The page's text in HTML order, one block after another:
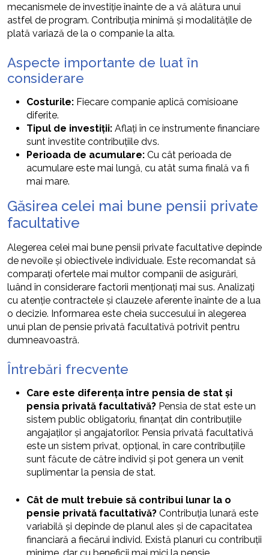
mecanismele de investiție înainte de a vă alătura unui
astfel de program. Contribuția minimă și modalitățile de
plată variază de la o companie la alta.
Aspecte importante de luat în
considerare
Costurile: Fiecare companie aplică comisioane
diferite.
Tipul de investiții: Aflați în ce instrumente financiare
sunt investite contribuțiile dvs.
Perioada de acumulare: Cu cât perioada de
acumulare este mai lungă, cu atât suma finală va fi
mai mare.
Găsirea celei mai bune pensii private
facultative
Alegerea celei mai bune pensii private facultative depinde
de nevoile și obiectivele individuale. Este recomandat să
comparați ofertele mai multor companii de asigurări,
luând în considerare factorii menționați mai sus. Analizați
cu atenție contractele și clauzele aferente înainte de a lua
o decizie. Informarea este cheia succesului în alegerea
unui plan de pensie privată facultativă potrivit pentru
dumneavoastră.
Întrebări frecvente
Care este diferența între pensia de stat și
pensia privată facultativă? Pensia de stat este un
sistem public obligatoriu, finanțat din contribuțiile
angajaților și angajatorilor. Pensia privată facultativă
este un sistem privat, opțional, în care contribuțiile
sunt făcute de către individ și pot genera un venit
suplimentar la pensia de stat.
Cât de mult trebuie să contribui lunar la o
pensie privată facultativă? Contribuția lunară este
variabilă și depinde de planul ales și de capacitatea
financiară a fiecărui individ. Există planuri cu contribuții
minime, dar cu beneficii mai mici la pensie.